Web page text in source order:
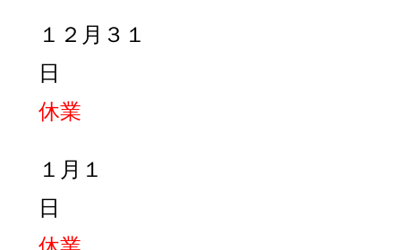
１２月３１
日
休業
１月１